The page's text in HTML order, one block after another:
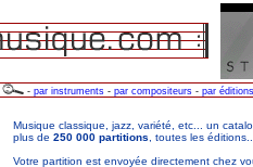
- par instruments - par compositeurs - par éditions